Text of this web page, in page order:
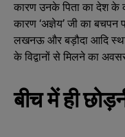
कारण उनके पिता का देश के
कारण ‘अज्ञेय’ जी का बचपन
लखनऊ और बड़ौदा आदि
के विद्वानों से मिलने का
बीच में ही